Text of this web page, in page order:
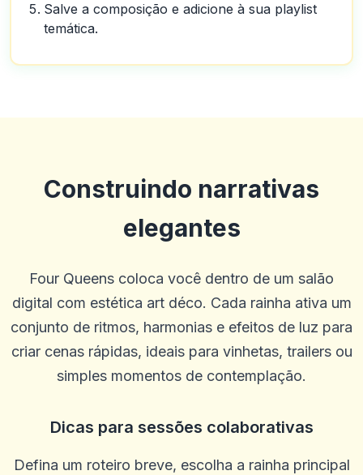
Salve a composição e adicione à sua playlist
temática.
Construindo narrativas
elegantes
Four Queens coloca você dentro de um salão
digital com estética art déco. Cada rainha ativa um
conjunto de ritmos, harmonias e efeitos de luz para
criar cenas rápidas, ideais para vinhetas, trailers ou
simples momentos de contemplação.
Dicas para sessões colaborativas
Defina um roteiro breve, escolha a rainha principal